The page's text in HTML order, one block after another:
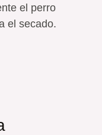
el perro
el secado.